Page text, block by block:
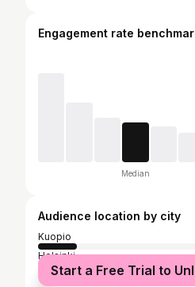
Engagement rate
Median
Audience location by city
Kuopio
Helsinki
Tampere
Start a Free Trial to